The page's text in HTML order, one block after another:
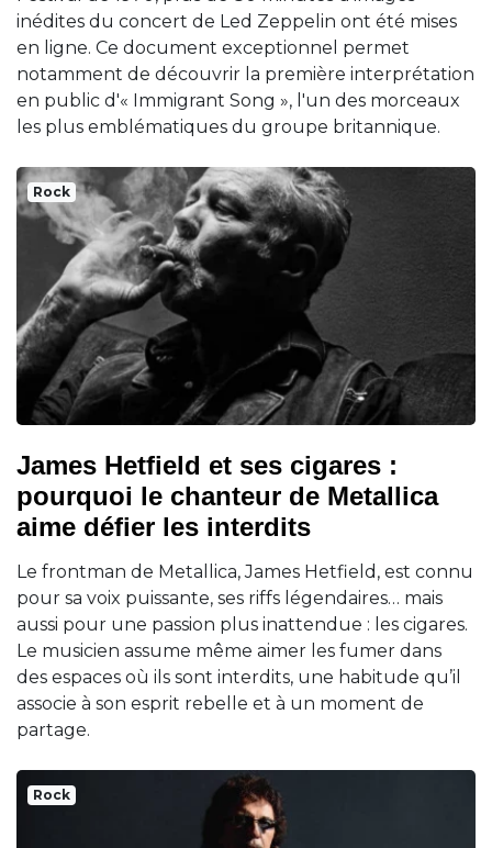
inédites du concert de Led Zeppelin ont été mises
en ligne. Ce document exceptionnel permet
notamment de découvrir la première interprétation
en public d'« Immigrant Song », l'un des morceaux
les plus emblématiques du groupe britannique.
Rock
James Hetfield et ses cigares :
pourquoi le chanteur de Metallica
aime défier les interdits
Le frontman de Metallica, James Hetfield, est connu
pour sa voix puissante, ses riffs légendaires… mais
aussi pour une passion plus inattendue : les cigares.
Le musicien assume même aimer les fumer dans
des espaces où ils sont interdits, une habitude qu’il
associe à son esprit rebelle et à un moment de
partage.
Rock